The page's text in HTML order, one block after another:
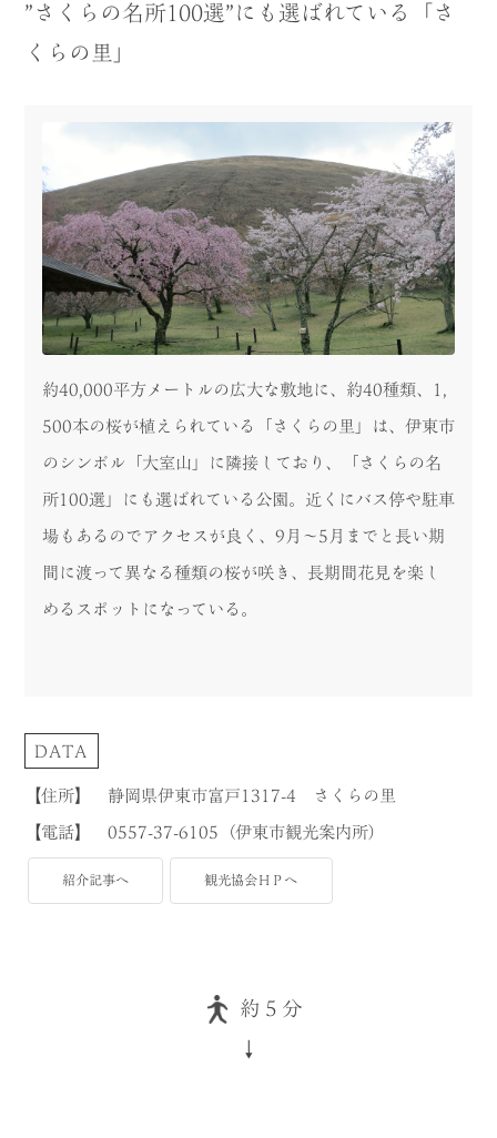
”さくらの名所100選”にも選ばれている「さ
くらの里」
約40,000平方メートルの広大な敷地に、約40種類、1,
500本の桜が植えられている「さくらの里」は、伊東市
のシンボル「大室山」に隣接しており、「さくらの名
所100選」にも選ばれている公園。近くにバス停や駐車
場もあるのでアクセスが良く、9月～5月までと長い期
間に渡って異なる種類の桜が咲き、長期間花見を楽し
めるスポットになっている。
DATA
【住所】 静岡県伊東市富戸1317-4 さくらの里
【電話】 0557-37-6105（伊東市観光案内所）
紹介記事へ 観光協会ＨＰへ
約５分
↓